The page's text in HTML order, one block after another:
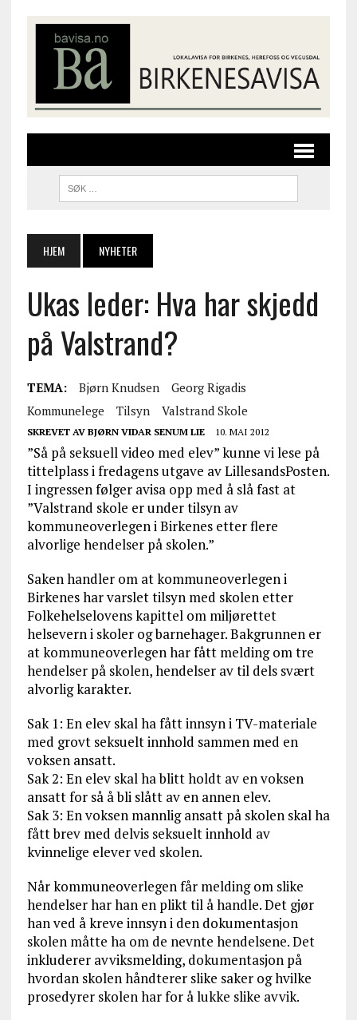
HJEM NYHETER
Ukas leder: Hva har skjedd
på Valstrand?
TEMA: Bjørn Knudsen
Georg Rigadis
Kommunelege
Tilsyn Valstrand Skole
SKREVET AV BJØRN VIDAR SENUM LIE 10. MAI 2012
”Så på seksuell video med elev” kunne vi lese på
tittelplass i fredagens utgave av LillesandsPosten.
I ingressen følger avisa opp med å slå fast at
”Valstrand skole er under tilsyn av
kommuneoverlegen i Birkenes etter flere
alvorlige hendelser på skolen.”
Saken handler om at kommuneoverlegen i
Birkenes har varslet tilsyn med skolen etter
Folkehelselovens kapittel om miljørettet
helsevern i skoler og barnehager. Bakgrunnen er
at kommuneoverlegen har fått melding om tre
hendelser på skolen, hendelser av til dels svært
alvorlig karakter.
Sak 1: En elev skal ha fått innsyn i TV-materiale
med grovt seksuelt innhold sammen med en
voksen ansatt.
Sak 2: En elev skal ha blitt holdt av en voksen
ansatt for så å bli slått av en annen elev.
Sak 3: En voksen mannlig ansatt på skolen skal ha
fått brev med delvis seksuelt innhold av
kvinnelige elever ved skolen.
Når kommuneoverlegen får melding om slike
hendelser har han en plikt til å handle. Det gjør
han ved å kreve innsyn i den dokumentasjon
skolen måtte ha om de nevnte hendelsene. Det
inkluderer avviksmelding, dokumentasjon på
hvordan skolen håndterer slike saker og hvilke
prosedyrer skolen har for å lukke slike avvik.